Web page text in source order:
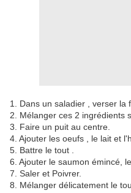
1. Dans un saladier , verser la
2. Mélanger ces 2 ingrédients
3. Faire un puit au centre.
4. Ajouter les oeufs , le lait et
5. Battre le tout .
6. Ajouter le saumon émincé,
7. Saler et Poivrer.
8. Mélanger délicatement le